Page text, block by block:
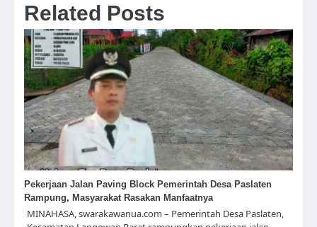
Related Posts
Pekerjaan Jalan Paving Block Pemerintah Desa Paslaten
Rampung, Masyarakat Rasakan Manfaatnya
MINAHASA, swarakawanua.com – Pemerintah Desa Paslaten,